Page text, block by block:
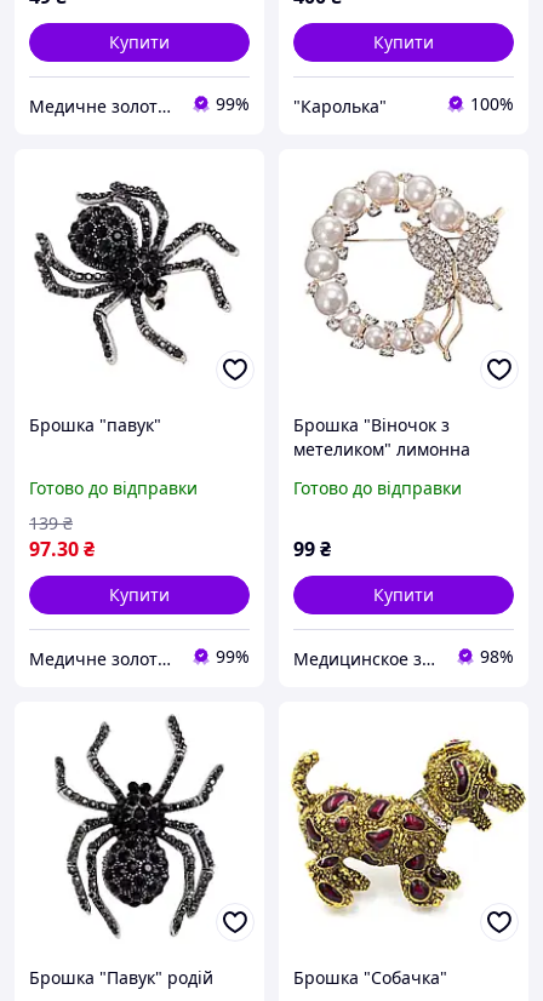
Купити
Медичне золото Xuping і Біжутерія оптом 99%
Купити
"Каролька" 100%
Брошка "павук"
Готово до відправки
97.30₴
139 ₴
Купити
Медичне золото Xuping і Біжутерія оптом 99%
Брошка "Віночок з
метеликом" лимонна
Готово до відправки
99₴
Купити
Медицинское золото 98%
Брошка "Павук" родій Брошка "Собачка"